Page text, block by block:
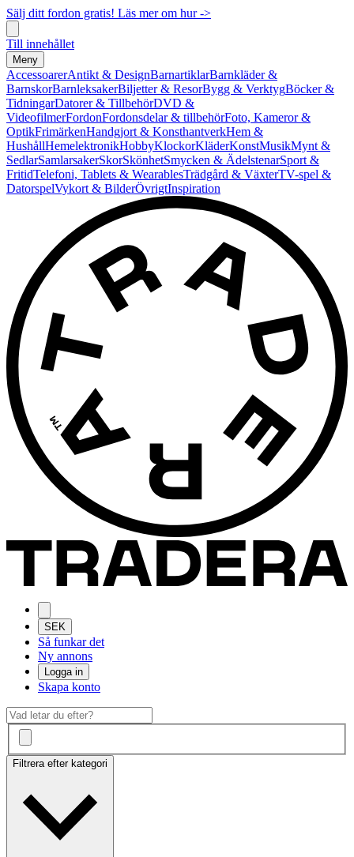
Sälj ditt fordon gratis! Läs mer om hur ->
Till innehållet
Meny
AccessoarerAntikt & DesignBarnartiklarBarnkläder &
BarnskorBarnleksakerBiljetter & ResorBygg & VerktygBöcker &
TidningarDatorer & TillbehörDVD &
VideofilmerFordonFordonsdelar & tillbehörFoto, Kameror &
OptikFrimärkenHandgjort & KonsthantverkHem &
HushållHemelektronikHobbyKlockorKläderKonstMusikMynt &
SedlarSamlarsakerSkorSkönhetSmycken & ÄdelstenarSport &
FritidTelefoni, Tablets & WearablesTrädgård & VäxterTV-spel &
DatorspelVykort & BilderÖvrigtInspiration
SEK
Så funkar det
Ny annons
Logga in
Skapa konto
Filtrera efter kategori